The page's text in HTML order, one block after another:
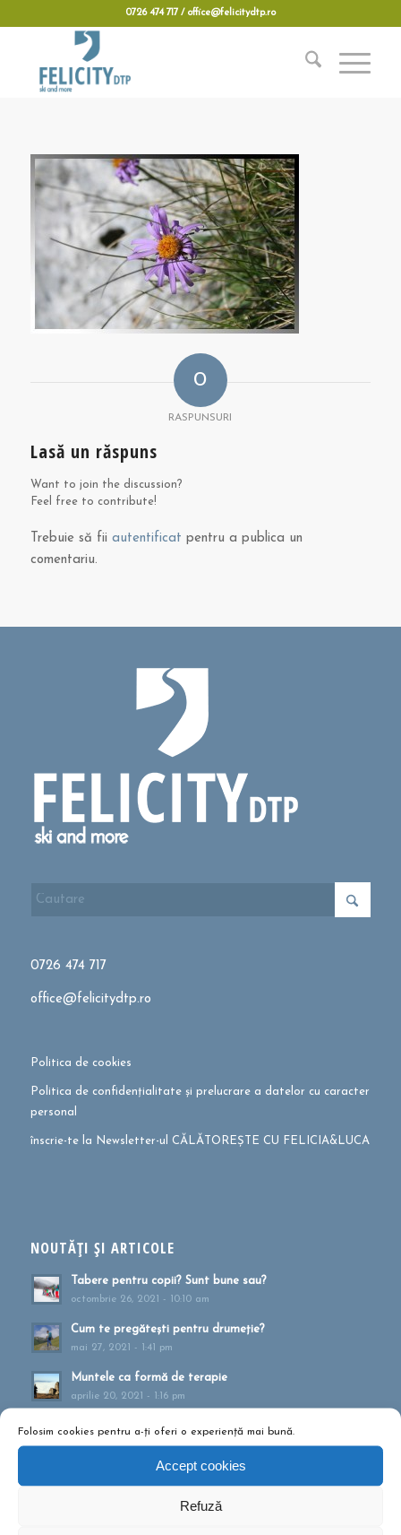
Folosim cookies pentru a-ți oferi o experiență mai bună.
Accept cookies
Refuză
0726 474 717 / office@felicitydtp.ro
0
RASPUNSURI
Lasă un răspuns
Want to join the discussion?
Feel free to contribute!
Trebuie să fii autentificat pentru a publica un
comentariu.
0726 474 717
office@felicitydtp.ro
Politica de cookies
Politica de confidențialitate și prelucrare a datelor cu caracter
personal
înscrie-te la Newsletter-ul CĂLĂTOREȘTE CU FELICIA&LUCA
NOUTĂȚI ȘI ARTICOLE
Tabere pentru copii? Sunt bune sau?
octombrie 26, 2021 - 10:10 am
Cum te pregătești pentru drumeție?
mai 27, 2021 - 1:41 pm
Muntele ca formă de terapie
aprilie 20, 2021 - 1:16 pm
Drumeții montane pentru familii!
februarie 13, 2020 - 5:21 pm
Ce să conțină rucsacul într-o drumeție de o zi?